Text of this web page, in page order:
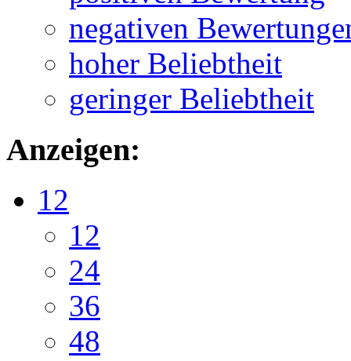
negativen
hoher Beliebtheit
geringer Beliebtheit
Anzeigen:
12
12
24
36
48